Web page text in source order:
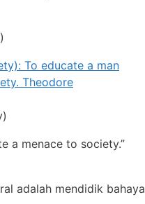
a menace to society.”
adalah mendidik bahaya